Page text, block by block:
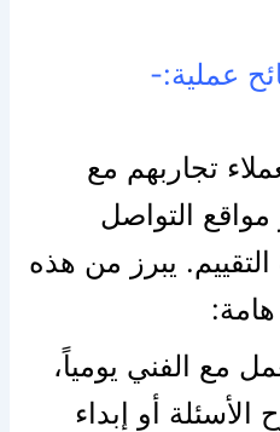
عملية:-
تجاربهم مع
التواصل
يبرز من هذه
مع الفني يومياً،
أو إبداء